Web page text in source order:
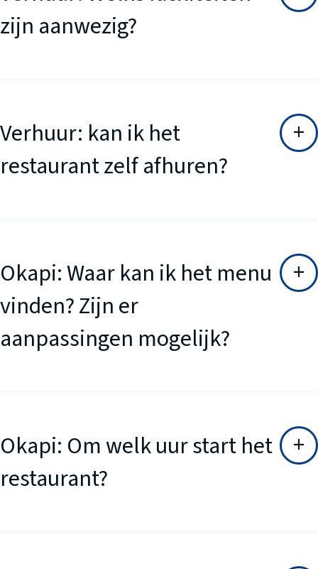
zijn aanwezig?
Verhuur: kan ik het
restaurant zelf afhuren?
Okapi: Waar kan ik het menu
vinden? Zijn er
aanpassingen mogelijk?
Okapi: Om welk uur start het
restaurant?